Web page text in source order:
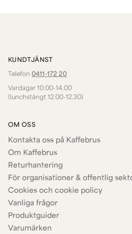
KUNDTJÄNST
Telefon 0411-172 20
Vardagar 10.00-14.00
(lunchstängt 12.00-12.30)
OM OSS
Kontakta oss på Kaffebrus
Om Kaffebrus
Returhantering
För organisationer & offentlig
Cookies och cookie policy
Vanliga frågor
Produktguider
Varumärken